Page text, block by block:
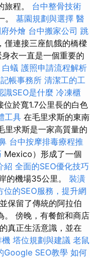
旅程。 台中整骨技術
。 墓園規劃與選擇 醫
外燴 台中搬家公司 跳
僅連接三座飢餓的橋樑
衣一直是一個重要的
白蟻 護照申請流程解析
記帳事務所 清潔工的工
識SEO是什麼 冷凍櫃
位於寬1.7公里長的白色
工具 在毛里求斯的東南
里求斯是一家高質量的
台中按摩排毒療程推
Mexico）形成了一個
紹 全面的SEO優化技巧
的機場35公里。 裝潢
位的SEO服務，提升網
保留了傳統的阿拉伯
。 傍晚，有餐館和商店
真正生活意識，並在
機 塔位規劃與建議 老鼠
Google SEO教學 如何